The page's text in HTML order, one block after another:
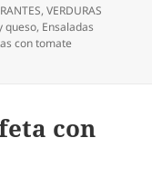
,VERDURAS
queso, Ensaladas
con tomate
cherry con guindilla y queso
con